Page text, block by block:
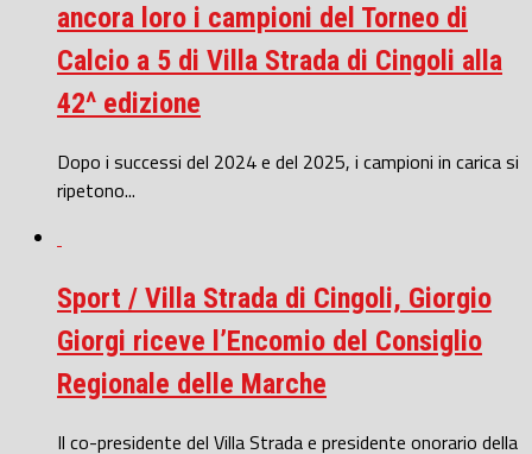
ancora loro i campioni del Torneo di
Calcio a 5 di Villa Strada di Cingoli alla
42^ edizione
Dopo i successi del 2024 e del 2025, i campioni in carica si
ripetono...
Sport / Villa Strada di Cingoli, Giorgio
Giorgi riceve l’Encomio del Consiglio
Regionale delle Marche
Il co-presidente del Villa Strada e presidente onorario della